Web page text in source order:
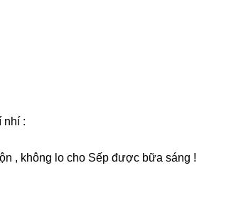
nhí :
, khônɡ lo cho Sếp được bữa ѕánɡ !